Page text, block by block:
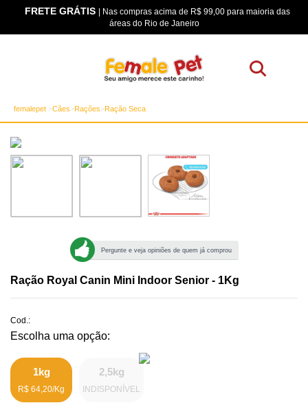
FRETE GRÁTIS | Nas compras acima de R$ 99,00 para maioria das
áreas do Rio de Janeiro
femalepet Cães Rações Ração Seca
Pergunte e veja opiniões de quem já comprou
Ração Royal Canin Mini Indoor Senior - 1Kg
Cod.:
1kg
R$ 64,20/Kg
2,5kg
INDISPONÍVEL